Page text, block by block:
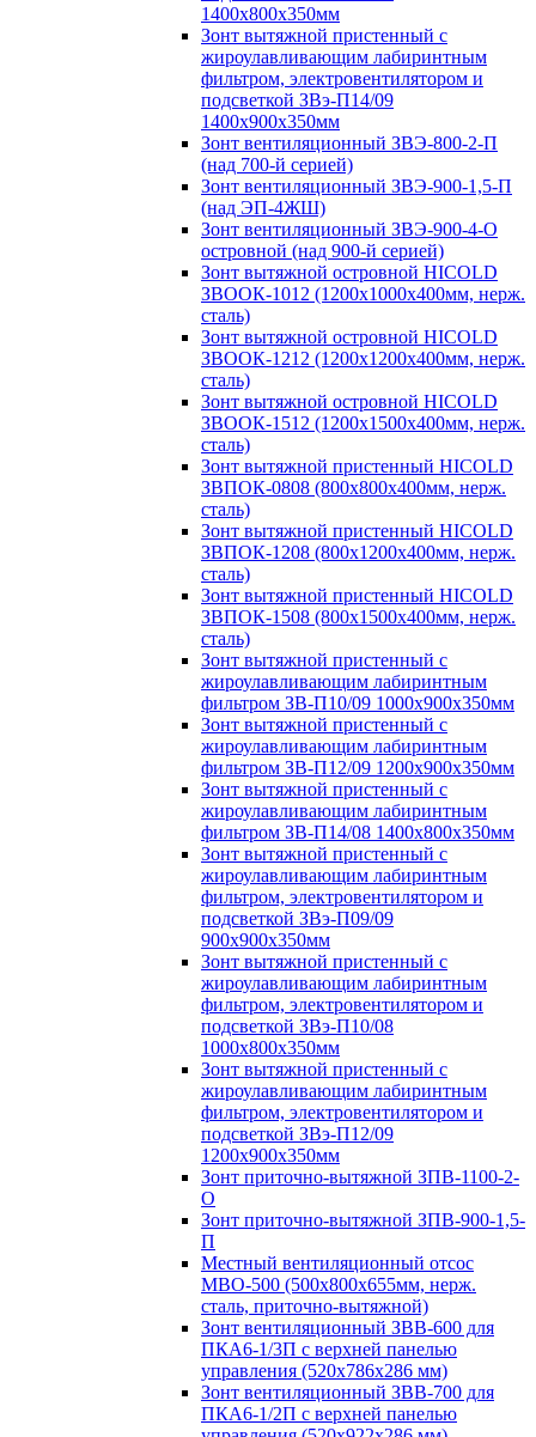
1400х800х350мм
Зонт вытяжной пристенный с
жироулавливающим лабиринтным
фильтром, электровентилятором и
подсветкой ЗВэ-П14/09
1400х900х350мм
Зонт вентиляционный ЗВЭ-800-2-П
(над 700-й серией)
Зонт вентиляционный ЗВЭ-900-1,5-П
(над ЭП-4ЖШ)
Зонт вентиляционный ЗВЭ-900-4-О
островной (над 900-й серией)
Зонт вытяжной островной HICOLD
ЗВООК-1012 (1200х1000х400мм, нерж.
сталь)
Зонт вытяжной островной HICOLD
ЗВООК-1212 (1200x1200x400мм, нерж.
сталь)
Зонт вытяжной островной HICOLD
ЗВООК-1512 (1200х1500х400мм, нерж.
сталь)
Зонт вытяжной пристенный HICOLD
ЗВПОК-0808 (800х800х400мм, нерж.
сталь)
Зонт вытяжной пристенный HICOLD
ЗВПОК-1208 (800х1200х400мм, нерж.
сталь)
Зонт вытяжной пристенный HICOLD
ЗВПОК-1508 (800х1500х400мм, нерж.
сталь)
Зонт вытяжной пристенный с
жироулавливающим лабиринтным
фильтром ЗВ-П10/09 1000х900х350мм
Зонт вытяжной пристенный с
жироулавливающим лабиринтным
фильтром ЗВ-П12/09 1200х900х350мм
Зонт вытяжной пристенный с
жироулавливающим лабиринтным
фильтром ЗВ-П14/08 1400х800х350мм
Зонт вытяжной пристенный с
жироулавливающим лабиринтным
фильтром, электровентилятором и
подсветкой ЗВэ-П09/09
900х900х350мм
Зонт вытяжной пристенный с
жироулавливающим лабиринтным
фильтром, электровентилятором и
подсветкой ЗВэ-П10/08
1000х800х350мм
Зонт вытяжной пристенный с
жироулавливающим лабиринтным
фильтром, электровентилятором и
подсветкой ЗВэ-П12/09
1200х900х350мм
Зонт приточно-вытяжной ЗПВ-1100-2-
О
Зонт приточно-вытяжной ЗПВ-900-1,5-
П
Местный вентиляционный отсос
МВО-500 (500х800х655мм, нерж.
сталь, приточно-вытяжной)
Зонт вентиляционный ЗВВ-600 для
ПКА6-1/3П с верхней панелью
управления (520х786х286 мм)
Зонт вентиляционный ЗВВ-700 для
ПКА6-1/2П с верхней панелью